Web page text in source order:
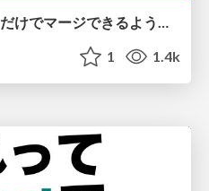
全PRの83%がAIレビューだけでマージできるようになった開発組織はその後どうなったか
1 1.4k